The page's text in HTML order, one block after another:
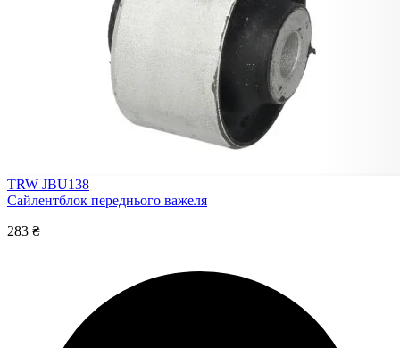
TRW JBU138
Сайлентблок переднього важеля
283 ₴